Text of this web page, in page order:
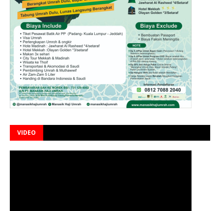
VIDEO